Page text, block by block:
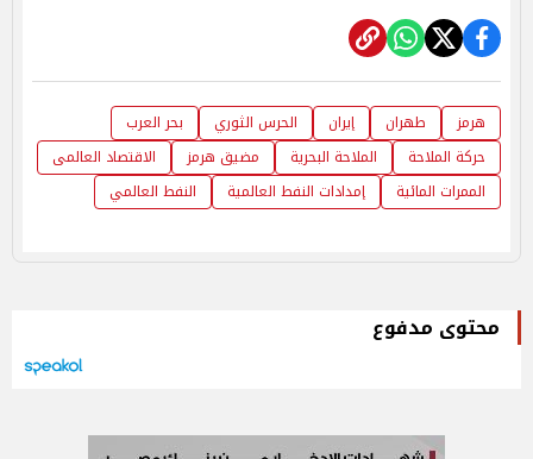
هرمز طهران إيران الحرس الثوري
بحر العرب
حركة الملاحة
الملاحة البحرية مضيق هرمز
الاقتصاد العالمى
الممرات المائية
إمدادات النفط العالمية النفط العالمي
محتوى مدفوع